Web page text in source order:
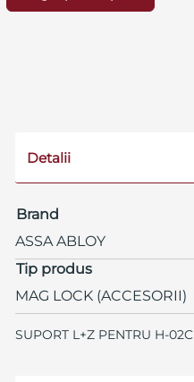
Detalii
Brand
ASSA ABLOY
Tip produs
MAG LOCK (ACCESORII)
SUPORT L+Z PENTRU H-02C